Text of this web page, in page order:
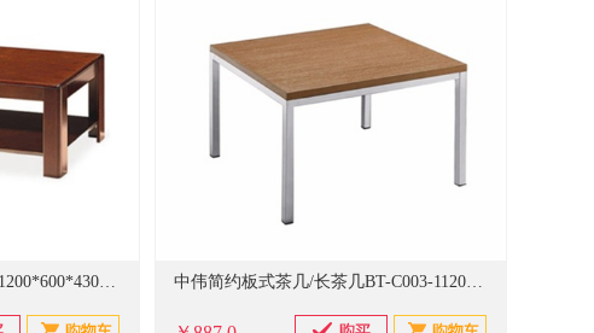
中伟实木油漆茶几/长茶几1200*600*430mm(计价单位：套) 中伟简约板式茶几/长茶几BT-C003-11200*600*430mm/个(计价单位：套)